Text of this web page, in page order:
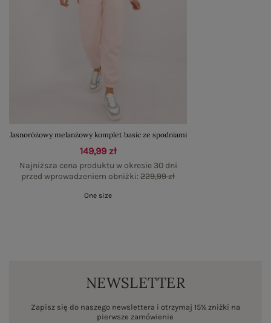
Jasnoróżowy melanżowy komplet basic ze spodniami
149,99 zł
Najniższa cena produktu w okresie 30 dni
przed wprowadzeniem obniżki:229,99 zł
One size
NEWSLETTER
Zapisz się do naszego newslettera i otrzymaj 15% zniżki na
pierwsze zamówienie